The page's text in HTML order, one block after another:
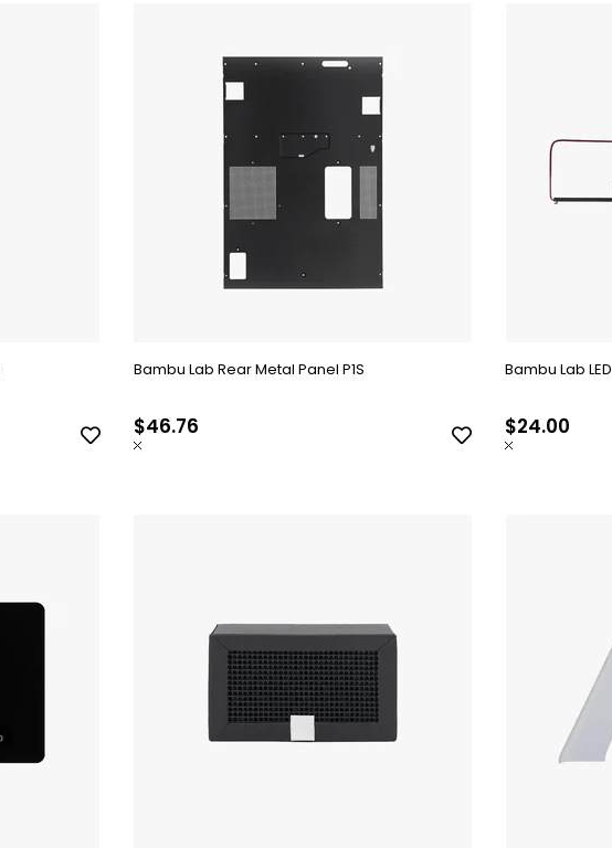
Bambu Lab Rear Metal Panel P1S
$46.76
Bambu Lab
$24.00